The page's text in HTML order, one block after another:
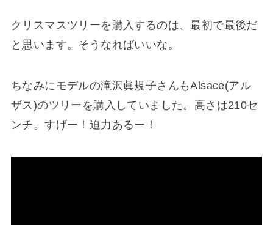
クリスマスツリーを購入するのは、最初で最後だ
と思います。そうなればいいな。
ちなみにモデルの滝沢眞規子さんもAlsace(アル
ザス)のツリーを購入していました。高さは210セ
ンチ。すげー！迫力あるー！